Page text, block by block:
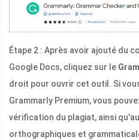
Étape 2 : Après avoir ajouté du
Google Docs, cliquez sur le
droit pour ouvrir cet outil. Si
Grammarly Premium, vous
vérification du plagiat, ainsi
orthographiques et